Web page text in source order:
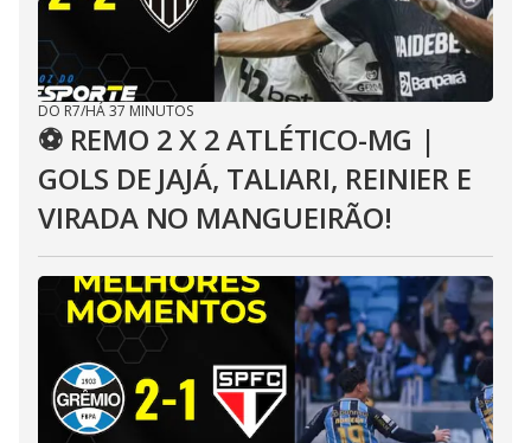
DO R7/HÁ 37 MINUTOS
⚽ REMO 2 X 2 ATLÉTICO-MG |
GOLS DE JAJÁ, TALIARI, REINIER E
VIRADA NO MANGUEIRÃO!